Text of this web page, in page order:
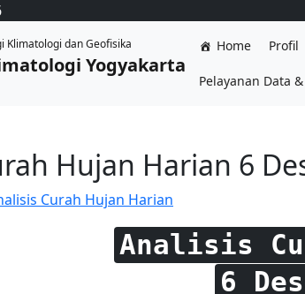
Klimatologi dan Geofisika
Yogyakarta
Home Profil
Pelayanan Data
Hujan Harian 6
Curah Hujan Harian
Analisis
6